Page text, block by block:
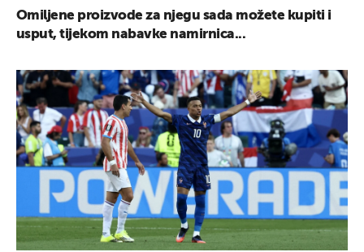
Omiljene proizvode za njegu sada možete kupiti i
usput, tijekom nabavke namirnica...